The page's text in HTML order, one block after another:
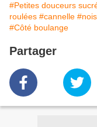
#Petites douceurs
roulées #cannelle
#Côté boulange
Partager